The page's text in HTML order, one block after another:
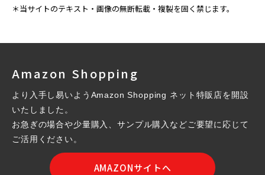
＊当サイトのテキスト・画像の無断転載・複製を固く禁じます。
Amazon Shopping
より入手し易いようAmazon Shopping ネット特販店を開設
いたしました。
お急ぎの場合や少量購入、サンプル購入などご要望に応じて
ご活用ください。
AMAZONサイトへ